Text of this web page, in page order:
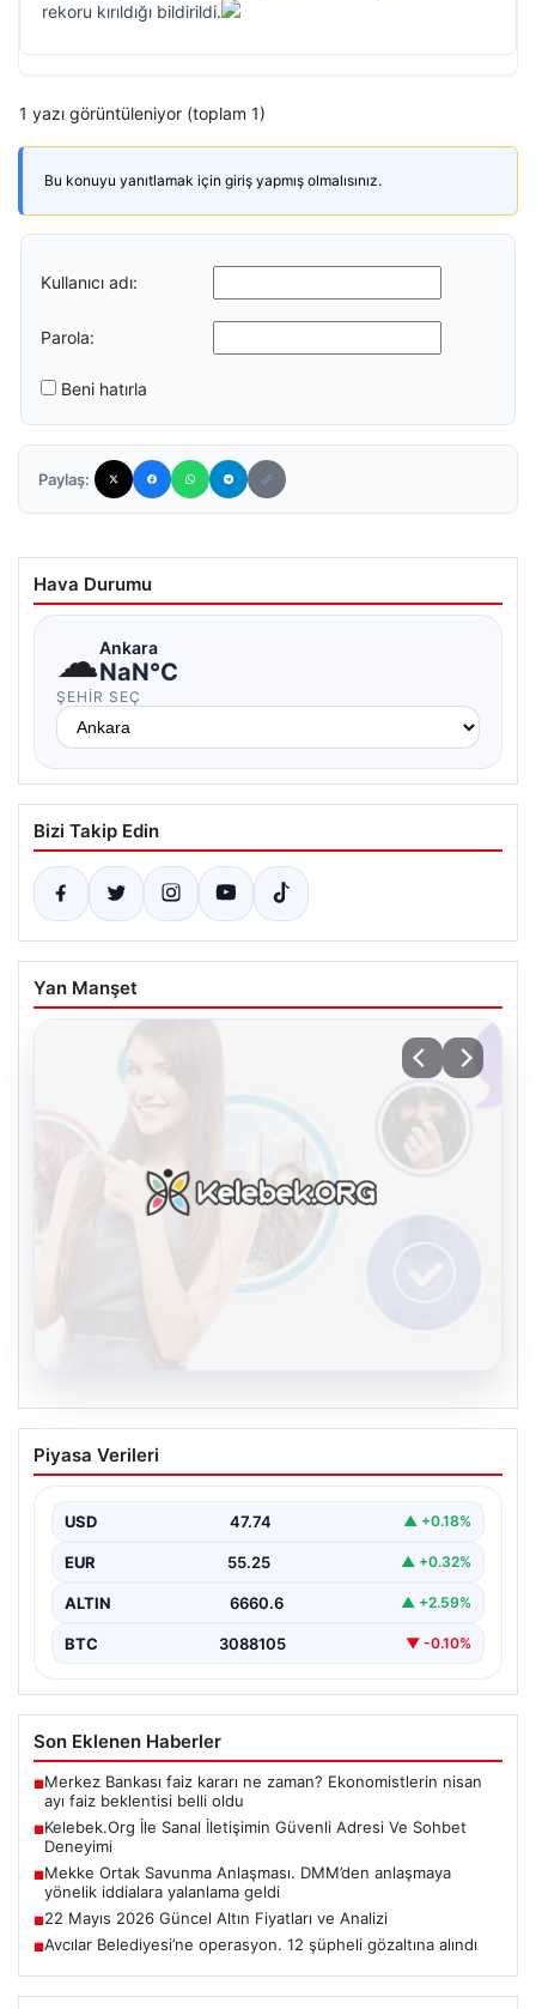
rekoru kırıldığı bildirildi.
1 yazı görüntüleniyor (toplam 1)
Bu konuyu yanıtlamak için giriş yapmış olmalısınız.
Kullanıcı adı:
Parola:
Beni hatırla
Paylaş:
Hava Durumu
☁Ankara
NaN°C
ŞEHIR SEÇ
Bizi Takip Edin
Yan Manşet
Kelebek.Org İle Sanal İletişimin Güvenli
Adresi Ve Sohbet Deneyimi
kurması kritik bir değer ifade etmektedir. Halen…
Piyasa Verileri
USD 47.74 ▲ +0.18%
EUR 55.25 ▲ +0.32%
ALTIN 6660.6 ▲ +2.59%
BTC 3088105 ▼ -0.10%
Son Eklenen Haberler
■Merkez Bankası faiz kararı ne zaman? Ekonomistlerin nisan
ayı faiz beklentisi belli oldu
■Kelebek.Org İle Sanal İletişimin Güvenli Adresi Ve Sohbet
Deneyimi
■Mekke Ortak Savunma Anlaşması. DMM’den anlaşmaya
yönelik iddialara yalanlama geldi
■22 Mayıs 2026 Güncel Altın Fiyatları ve Analizi
■Avcılar Belediyesi’ne operasyon. 12 şüpheli gözaltına alındı